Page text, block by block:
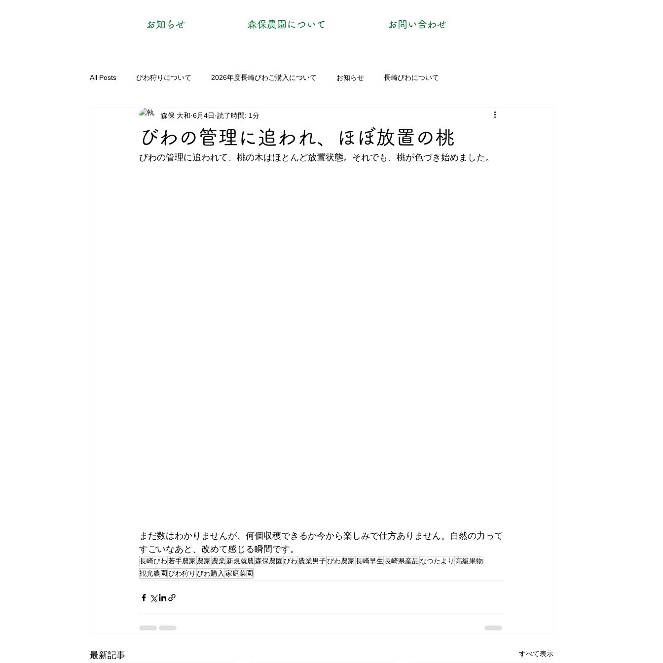
お知らせ 森保農園について お問い合わせ
All Posts びわ狩りについて 2026年度長崎びわご購入について お知らせ 長崎びわについて
びわの管理に追われ、ほぼ放置の桃
森保 大和 6月4日 読了時間: 1分
びわの管理に追われて、桃の木はほとんど放置状態。それでも、桃が色づき始めました。
まだ数はわかりませんが、何個収穫できるか今から楽しみで仕方ありません。自然の力って
すごいなあと、改めて感じる瞬間です。
長崎びわ若手農家 農家 農業新規就農森保農園 びわ 農業男子びわ農家長崎早生長崎県産品 なつたより 高級果物
観光農園 びわ狩り びわ購入 家庭菜園
最新記事 すべて表示